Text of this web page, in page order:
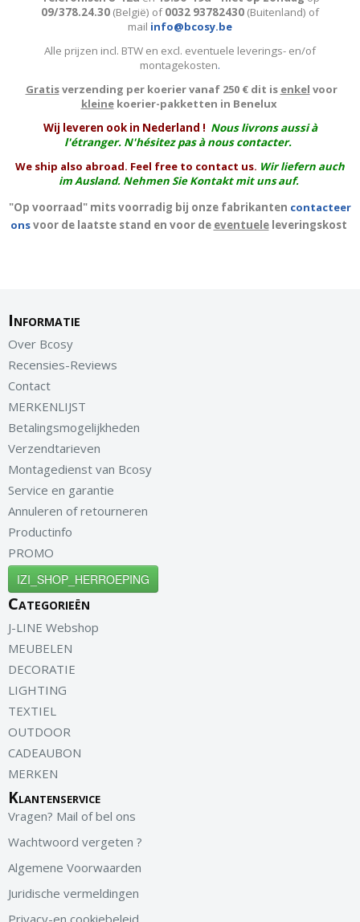
09/378.24.30 (België) of0032 93782430 (Buitenland) of
mail info@bcosy.be
Alle prijzen incl. BTW en excl. eventuele leverings- en/of
montagekosten.
Gratisverzending per koerier vanaf 250 € dit is enkel voor
kleinekoerier-pakketten in Benelux
Wij leveren ook in Nederland ! Nous livrons aussi à
l'étranger. N'hésitez pas à nous contacter.
We ship also abroad. Feel free to contact us. Wir liefern auch
im Ausland. Nehmen Sie Kontakt mit uns auf.
"Op voorraad" mits voorradig bij onze fabrikanten contacteer
onsvoor de laatste stand en voor de eventueleleveringskost
Informatie
Over Bcosy
Recensies-Reviews
Contact
MERKENLIJST
Betalingsmogelijkheden
Verzendtarieven
Montagedienst van Bcosy
Service en garantie
Annuleren of retourneren
Productinfo
PROMO
IZI_SHOP_HERROEPING
Categorieën
J-LINE Webshop
MEUBELEN
DECORATIE
LIGHTING
TEXTIEL
OUTDOOR
CADEAUBON
MERKEN
Klantenservice
Vragen? Mail of bel ons
Wachtwoord vergeten ?
Algemene Voorwaarden
Juridische vermeldingen
Privacy-en cookiebeleid